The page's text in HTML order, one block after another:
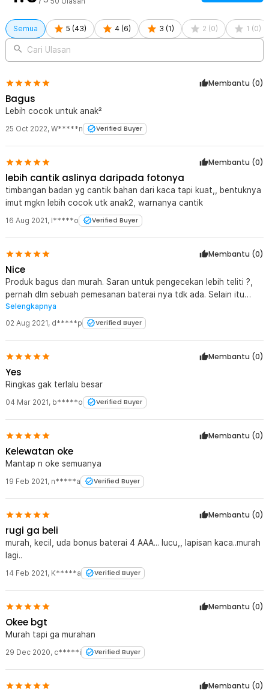
Semua 5 (43) 4 (6) 3 (1 ) 2 (0) 1 (0)
Cari Ulasan
Membantu (0)
Bagus
Lebih cocok untuk anak²
25 Oct 2022, W*****n Verified Buyer
Membantu (0)
lebih cantik aslinya daripada fotonya
timbangan badan yg cantik bahan dari kaca tapi kuat,, bentuknya
imut mgkn lebih cocok utk anak2, warnanya cantik
16 Aug 2021, I*****o Verified Buyer
Membantu (0)
Nice
Produk bagus dan murah. Saran untuk pengecekan lebih teliti ?,
pernah dlm sebuah pemesanan baterai nya tdk ada. Selain itu
bagusss
Selengkapnya
02 Aug 2021, d*****p Verified Buyer
Membantu (0)
Yes
Ringkas gak terlalu besar
04 Mar 2021, b*****o Verified Buyer
Membantu (0)
Kelewatan oke
Mantap n oke semuanya
19 Feb 2021, n*****a Verified Buyer
Membantu (0)
rugi ga beli
murah, kecil, uda bonus baterai 4 AAA... lucu,, lapisan kaca..murah
lagi..
14 Feb 2021, K*****a Verified Buyer
Membantu (0)
Okee bgt
Murah tapi ga murahan
29 Dec 2020, c*****i Verified Buyer
Membantu (0)